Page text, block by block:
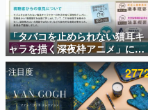
ゲームの企画書
名作ゲームクリエ
聞きし、ヒットす
きます。
赫本
この物語を解いて
の形をした短編ホ
「タバコを止められない猫耳キ
ャラを描く深夜枠アニメ」に視
聴者の一部から批判意見。違法
薬物の使用と思しき描写も含め
て、BPOが議論を交わす
注目度